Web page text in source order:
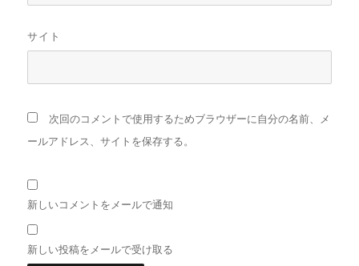
サイト
次回のコメントで使用するためブラウザーに自分の名前、メ
ールアドレス、サイトを保存する。
新しいコメントをメールで通知
新しい投稿をメールで受け取る